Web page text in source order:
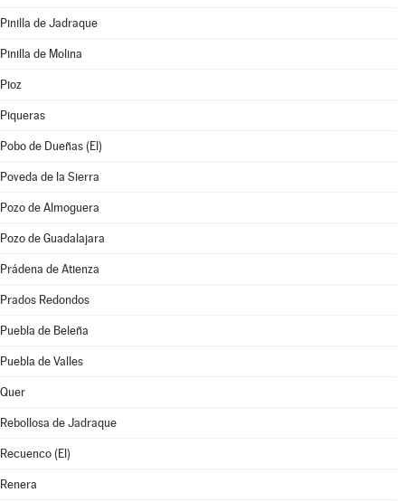
Pinilla de Jadraque
Pinilla de Molina
Pioz
Piqueras
Pobo de Dueñas (El)
Poveda de la Sierra
Pozo de Almoguera
Pozo de Guadalajara
Prádena de Atienza
Prados Redondos
Puebla de Beleña
Puebla de Valles
Quer
Rebollosa de Jadraque
Recuenco (El)
Renera